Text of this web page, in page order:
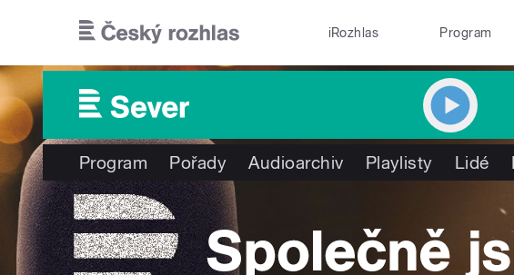
iRozhlas Program
Program Pořady Audioarchiv Playlisty Lidé